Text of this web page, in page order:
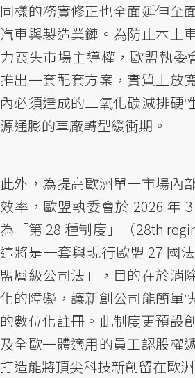
同樣的務實修正也全面延伸至
汽車與製造業鏈。為防止本土
力喪失市場主導權，歐盟執委
推出一套配套方案，實質上放
內必須達成的二氧化碳減排硬
源通膨的車廠轉型緩衝期。
此外，為提高歐洲單一市場內
效率，歐盟執委會於 2026 年
為「第 28 種制度」（28th
這將是一套與現行歐盟 27 國
盟層級公司法」，目的在於消
化的障礙，讓新創公司能簡單
的數位化註冊。此制度更預設
及全歐一體適用的員工認股權
打造能將頂尖科技新創留在歐